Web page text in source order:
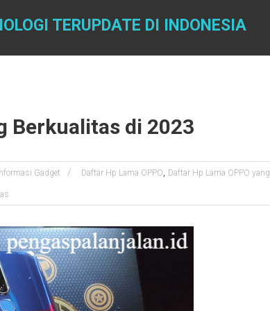
TERUPDATE DI INDONESIA
Berkualitas di 2023
Informasi Gadget Daftar Hp Lama OPPO, Daftar Hp Lama OPPO yang